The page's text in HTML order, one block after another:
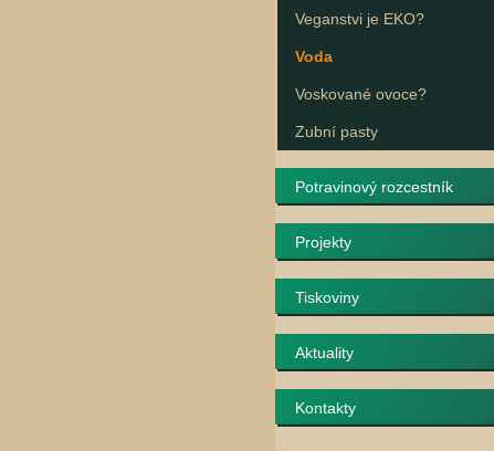
Veganstvi je EKO?
Voda
Voskované ovoce?
Zubní pasty
Potravinový rozcestník
Projekty
Tiskoviny
Aktuality
Kontakty